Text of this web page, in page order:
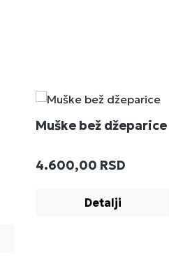
Muške bež džeparice
Redovna cena:
4.600,00 RSD
Detalji